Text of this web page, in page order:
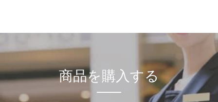
商品を購入する